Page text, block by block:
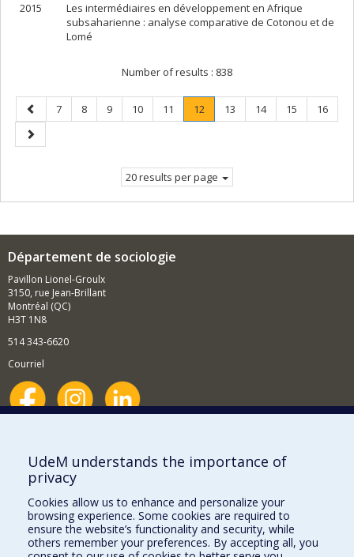
2015
Les intermédiaires en développement en Afrique
subsaharienne : analyse comparative de Cotonou et de
Lomé
Number of results : 838
Previous
page
Page
7 Page
8 Page
9 Page
10 Page
11 Page
12
Current
Page
13 Page
14 Page
15 Page
16
Next
page
20 results per page
Département de sociologie
Pavillon Lionel-Groulx
3150, rue Jean-Brillant
Montréal (QC)
H3T 1N8
514 343-6620
Courriel
Comment soutenir le Département?
BESOIN D'AIDE?
Plan du site
Signaler une erreur
Accessibilité
UdeM understands the importance of
privacy
Cookies allow us to enhance and personalize your
browsing experience. Some cookies are required to
ensure the website’s functionality and security, while
others remember your preferences. By accepting all, you